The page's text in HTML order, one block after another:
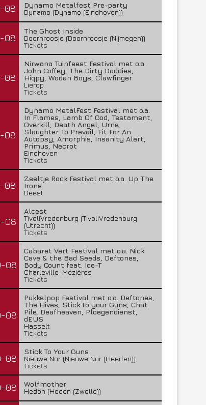
08
Dynamo Metalfest Pre-party
Dynamo (Dynamo (Eindhoven))
08
The Ghost Inside
Doornroosje (Doornroosje (Nijmegen))
Tickets
08
Nirwana Tuinfeest Festival met o.a.
John Coffey, The Dirty Daddies,
Hiqpy, Wodan Boys, Clawfinger
Lierop
Tickets
08
Dynamo MetalFest Festival met o.a.
In Flames, Lamb Of God, Testament,
Overkill, Death Angel, Urne,
Slaughter To Prevail, Fit For An
Autopsy, Amorphis, Insanity Alert,
Primus, Necrot
Eindhoven
Tickets
08
Zeeltje Rock Festival met o.a. Up The
Irons
Deest
08
Alcest
TivoliVredenburg (TivoliVredenburg
(Utrecht))
Tickets
08
Cabaret Vert Festival met o.a. Nick
Cave & the Bad Seeds, Deftones,
Body Count feat. Ice-T
Charleville-Mézières
Tickets
08
Pukkelpop Festival met o.a. Deftones,
The Hives, Stick to your Guns, Chat
Pile, Deafheaven, Ploegendienst,
dEUS
Hasselt
Tickets
08
Stick To Your Guns
Nieuwe Nor (Nieuwe Nor (Heerlen))
Tickets
08
Wolfmother
Hedon (Hedon (Zwolle))